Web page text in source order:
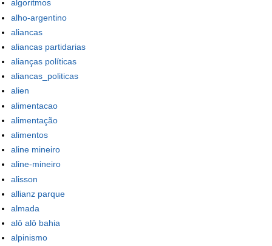
algoritmos
alho-argentino
aliancas
aliancas partidarias
alianças políticas
aliancas_politicas
alien
alimentacao
alimentação
alimentos
aline mineiro
aline-mineiro
alisson
allianz parque
almada
alô alô bahia
alpinismo